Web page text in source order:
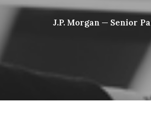
J.P.Morgan — Senior